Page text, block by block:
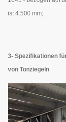
ist 4.500 mm;
3- Spezifikationen
von Tonziegeln